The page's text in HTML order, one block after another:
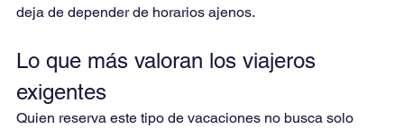
deja de depender de horarios ajenos.
Lo que más valoran los viajeros
exigentes
Quien reserva este tipo de vacaciones no busca solo